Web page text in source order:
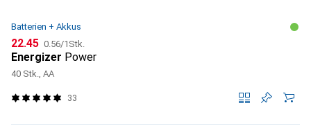
Batterien + Akkus
CHF
22.45 CHF
0.56/1Stk.
Energizer Power
40 Stk., AA
33